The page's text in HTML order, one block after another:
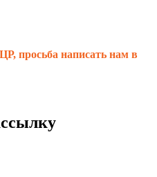
просьба написать нам в